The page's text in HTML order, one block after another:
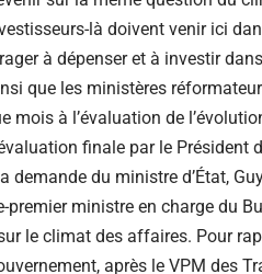
là doivent venir ici
à dépenser et à investir
que les ministères
mois à l’évaluation de
finale par le Président
demande du ministre d’État,
ministre en charge du
le climat des affaires. Pour
après le VPM des